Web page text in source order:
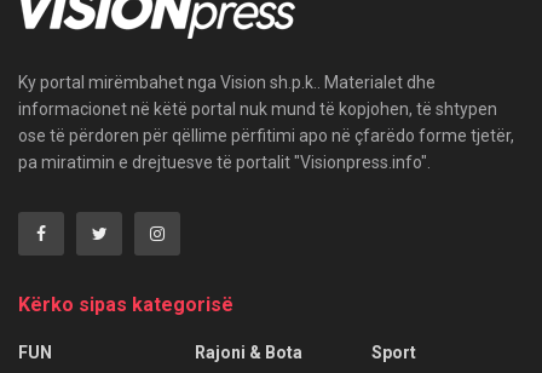
Ky portal mirëmbahet nga Vision sh.p.k.. Materialet dhe
informacionet në këtë portal nuk mund të kopjohen, të shtypen
ose të përdoren për qëllime përfitimi apo në çfarëdo forme tjetër,
pa miratimin e drejtuesve të portalit "Visionpress.info".
Kërko sipas kategorisë
FUN
Rajoni & Bota
Sport